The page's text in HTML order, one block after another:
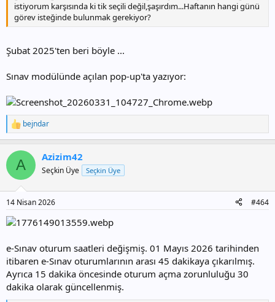
istiyorum karşısında ki tik seçili değil,şaşırdım...Haftanın hangi günü
görev isteğinde bulunmak gerekiyor?
Şubat 2025'ten beri böyle ...
Sınav modülünde açılan pop-up'ta yazıyor:
T
e
k
l
:
bejndar
A Azizim42
Seçkin Üye Seçkin Üye
14 Nisan 2026 #464
e-Sınav oturum saatleri değişmiş. 01 Mayıs 2026 tarihinden
itibaren e-Sınav oturumlarının arası 45 dakikaya çıkarılmış.
Ayrıca 15 dakika öncesinde oturum açma zorunluluğu 30
dakika olarak güncellenmiş.